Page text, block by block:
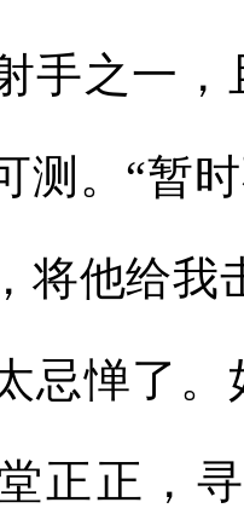
手之一
测。“暂
将他给我
忌惮了
正正，